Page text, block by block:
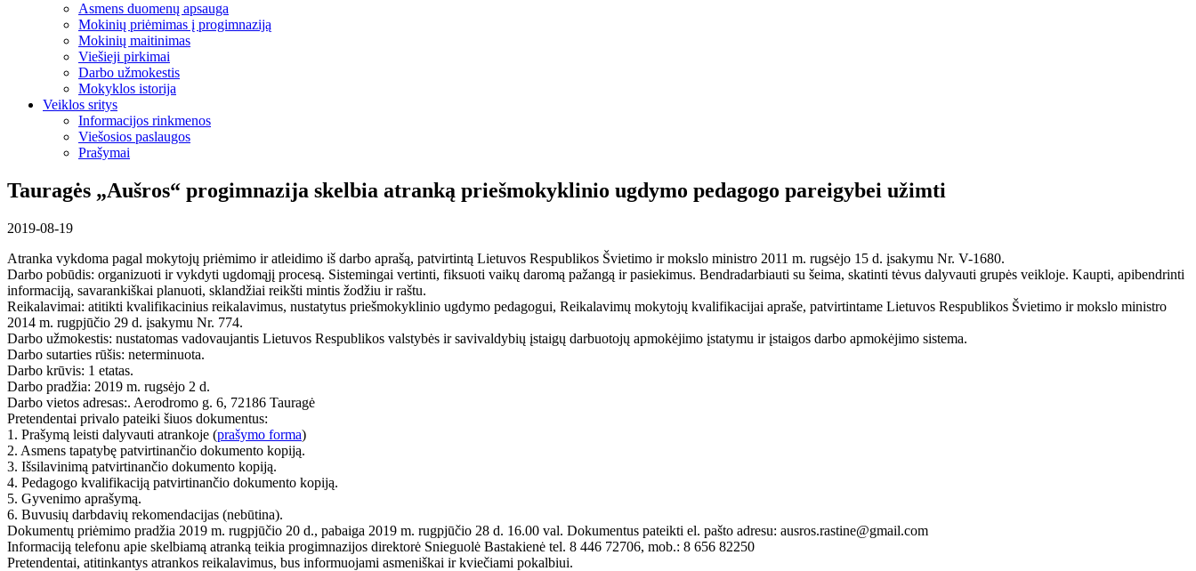
Asmens duomenų apsauga
Mokinių priėmimas į progimnaziją
Mokinių maitinimas
Viešieji pirkimai
Darbo užmokestis
Mokyklos istorija
Veiklos sritys
Informacijos rinkmenos
Viešosios paslaugos
Prašymai
Tauragės „Aušros“ progimnazija skelbia atranką priešmokyklinio ugdymo pedagogo pareigybei užimti
2019-08-19
Atranka vykdoma pagal mokytojų priėmimo ir atleidimo iš darbo aprašą, patvirtintą Lietuvos Respublikos Švietimo ir mokslo ministro 2011 m. rugsėjo 15 d. įsakymu Nr. V-1680.
Darbo pobūdis: organizuoti ir vykdyti ugdomąjį procesą. Sistemingai vertinti, fiksuoti vaikų daromą pažangą ir pasiekimus. Bendradarbiauti su šeima, skatinti tėvus dalyvauti grupės veikloje. Kaupti, apibendrinti
informaciją, savarankiškai planuoti, sklandžiai reikšti mintis žodžiu ir raštu.
Reikalavimai: atitikti kvalifikacinius reikalavimus, nustatytus priešmokyklinio ugdymo pedagogui, Reikalavimų mokytojų kvalifikacijai apraše, patvirtintame Lietuvos Respublikos Švietimo ir mokslo ministro
2014 m. rugpjūčio 29 d. įsakymu Nr. 774.
Darbo užmokestis: nustatomas vadovaujantis Lietuvos Respublikos valstybės ir savivaldybių įstaigų darbuotojų apmokėjimo įstatymu ir įstaigos darbo apmokėjimo sistema.
Darbo sutarties rūšis: neterminuota.
Darbo krūvis: 1 etatas.
Darbo pradžia: 2019 m. rugsėjo 2 d.
Darbo vietos adresas:. Aerodromo g. 6, 72186 Tauragė
Pretendentai privalo pateiki šiuos dokumentus:
1. Prašymą leisti dalyvauti atrankoje (prašymo forma)
2. Asmens tapatybę patvirtinančio dokumento kopiją.
3. Išsilavinimą patvirtinančio dokumento kopiją.
4. Pedagogo kvalifikaciją patvirtinančio dokumento kopiją.
5. Gyvenimo aprašymą.
6. Buvusių darbdavių rekomendacijas (nebūtina).
Dokumentų priėmimo pradžia 2019 m. rugpjūčio 20 d., pabaiga 2019 m. rugpjūčio 28 d. 16.00 val. Dokumentus pateikti el. pašto adresu: ausros.rastine@gmail.com
Informaciją telefonu apie skelbiamą atranką teikia progimnazijos direktorė Snieguolė Bastakienė tel. 8 446 72706, mob.: 8 656 82250
Pretendentai, atitinkantys atrankos reikalavimus, bus informuojami asmeniškai ir kviečiami pokalbiui.